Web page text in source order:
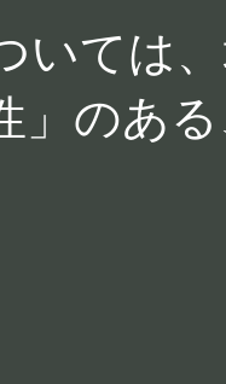
いては
」のあ